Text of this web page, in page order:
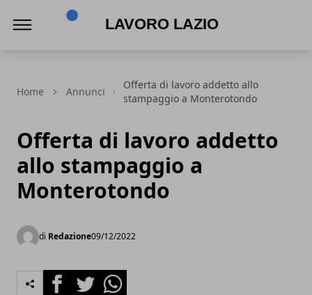
Home Annunci
Offerta di lavoro addetto allo
stampaggio a Monterotondo
Offerta di lavoro addetto
allo stampaggio a
Monterotondo
di Redazione09/12/2022
FacebookTwitterWhatsapp